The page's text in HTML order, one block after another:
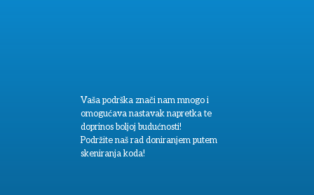
Vaša podrška znači nam mnogo i
omogućava nastavak napretka te
doprinos boljoj budućnosti!
Podržite naš rad doniranjem putem
skeniranja koda!